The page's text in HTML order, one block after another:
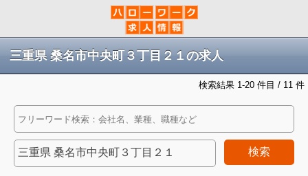
三重県 桑名市中央町３丁目２１の求人
検索結果 1-20 件目 / 11 件
検索